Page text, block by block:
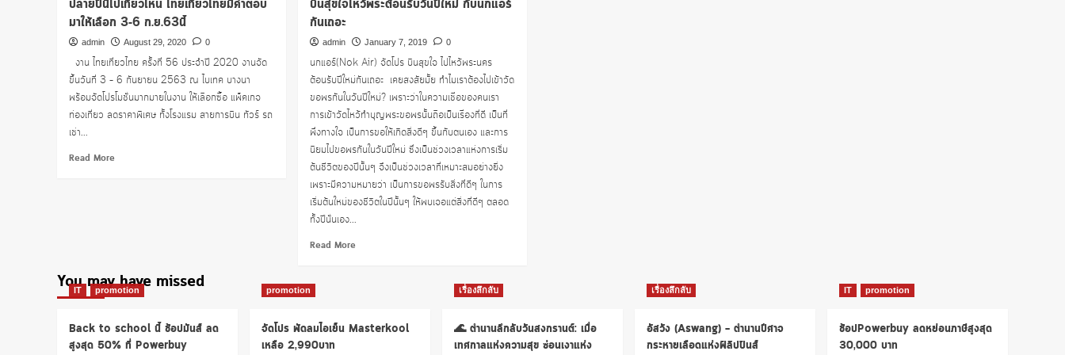
ปลายปีนี้ไปเที่ยวไหน ไทยเที่ยวไทยมีคำตอบ
มาให้เลือก 3-6 ก.ย.63นี้
admin August 29, 2020 0
งาน ไทยเที่ยวไทย ครั้งที่ 56 ประจำปี 2020 งานจัด
ขึ้นวันที่ 3 – 6 กันยายน 2563 ณ ไบเทค บางนา
พร้อมจัดโปรโมชั่นมากมายในงาน ให้เลือกซื้อ แพ็คเกจ
ท่องเที่ยว ลดราคาพิเศษ ทั้งโรงแรม สายการบิน ทัวร์ รถ
เช่า...
Read More
ไหน
ไทย
มี
คำ
บินสุขใจไหว้พระต้อนรับวันปีใหม่ กับนกแอร์
กันเถอะ
admin January 7, 2019 0
นกแอร์(Nok Air) จัดโปร บินสุขใจ ไปไหว้พระนคร
ต้อนรับปีใหม่กันเถอะ เคยสงสัยมั้ย ทำไมเราต้องไปเข้าวัด
ขอพรกันในวันปีใหม่? เพราะว่าในความเชื่อของคนเรา
การเข้าวัดไหว้ทำบุญพระขอพรนั้นถือเป็นเรื่องที่ดี เป็นที่
พึ่งทางใจ เป็นการขอให้เกิดสิ่งดีๆ ขึ้นกับตนเอง และการ
นิยมไปขอพรกันในวันปีใหม่ ซึ่งเป็นช่วงเวลาแห่งการเริ่ม
ต้นชีวิตของปีนั้นๆ จึงเป็นช่วงเวลาที่เหมาะสมอย่างยิ่ง
เพราะมีความหมายว่า เป็นการขอพรรับสิ่งที่ดีๆ ในการ
เริ่มต้นใหม่ของชีวิตในปีนั้นๆ ให้พบเจอแต่สิ่งที่ดีๆ ตลอด
ทั้งปีนั่นเอง...
Read MoreRead
พระ
You may have missed
IT promotion
Back to school นี้ ช้อปมันส์ ลด
สูงสุด 50% ที่ Powerbuy
promotion
จัดโปร พัดลมไอเย็น Masterkool
เหลือ 2,990บาท
เรื่องลึกลับ
🌊 ตำนานลึกลับวันสงกรานต์: เมื่อ
เทศกาลแห่งความสุข ซ่อนเงาแห่ง
เรื่องลึกลับ
อัสวัง (Aswang) – ตำนานปีศาจ
กระหายเลือดแห่งฟิลิปปินส์
IT promotion
ช้อปPowerbuy ลดหย่อนภาษีสูงสุด
30,000 บาท